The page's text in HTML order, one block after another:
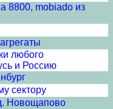
8800, mobiado из
любого
и Россию
сектору
Новощапово